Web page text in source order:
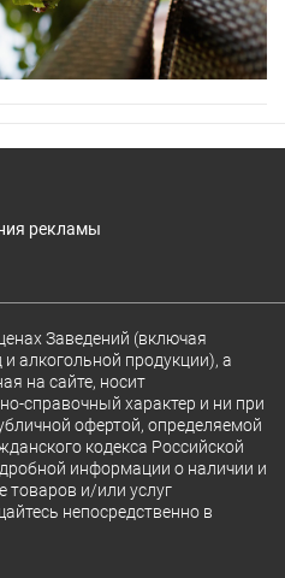
рекламы
Заведений (включая
алкогольной продукции), а
на сайте, носит
справочный характер и ни при
офертой, определяемой
кодекса Российской
информации о наличии и
товаров и/или услуг
непосредственно в